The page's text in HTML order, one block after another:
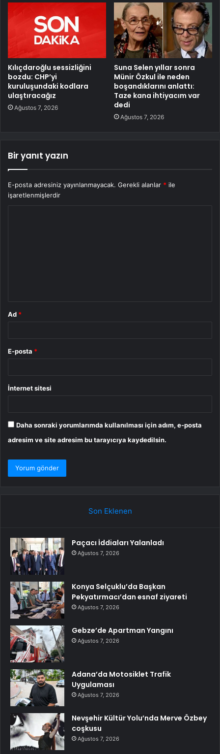
Kılıçdaroğlu sessizliğini
bozdu: CHP’yi
kuruluşundaki kodlara
ulaştıracağız
Ağustos 7, 2026
Suna Selen yıllar sonra
Münir Özkul ile neden
boşandıklarını anlattı:
Taze kana ihtiyacım var
dedi
Ağustos 7, 2026
Bir yanıt yazın
E-posta adresiniz yayınlanmayacak. Gerekli alanlar * ile
işaretlenmişlerdir
Ad *
E-posta *
İnternet sitesi
Daha sonraki yorumlarımda kullanılması için adım, e-posta
adresim ve site adresim bu tarayıcıya kaydedilsin.
Son Eklenen
Paçacı İddiaları Yalanladı
Ağustos 7, 2026
Konya Selçuklu’da Başkan
Pekyatırmacı’dan esnaf ziyareti
Ağustos 7, 2026
Gebze’de Apartman Yangını
Ağustos 7, 2026
Adana’da Motosiklet Trafik
Uygulaması
Ağustos 7, 2026
Nevşehir Kültür Yolu’nda Merve Özbey
coşkusu
Ağustos 7, 2026